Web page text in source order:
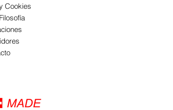
Cookies